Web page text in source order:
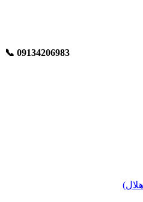
📞︁ 09134206983